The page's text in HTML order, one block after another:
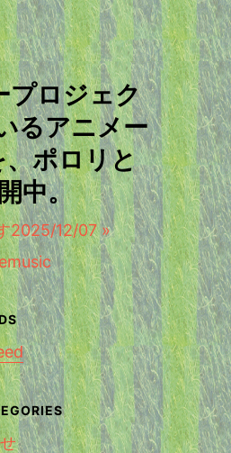
プロジェク
るアニメー
ポロリと
中。
2025/12/07 »